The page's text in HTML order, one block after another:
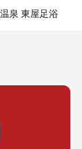
泉 東屋足浴